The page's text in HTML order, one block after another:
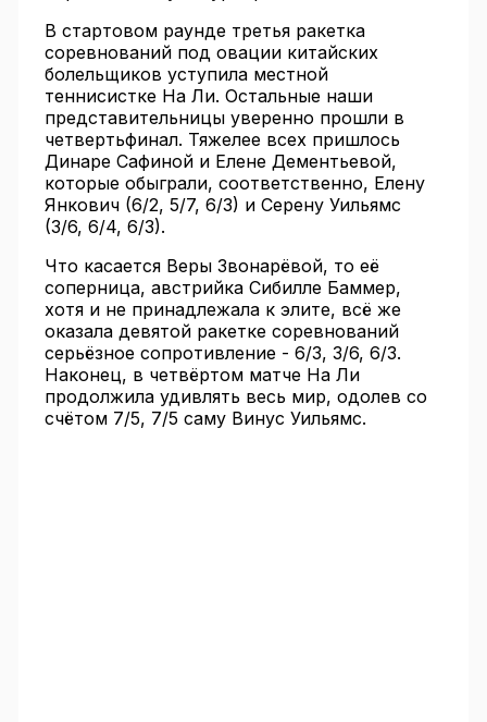
В стартовом раунде третья ракетка
соревнований под овации китайских
болельщиков уступила местной
теннисистке На Ли. Остальные наши
представительницы уверенно прошли в
четвертьфинал. Тяжелее всех пришлось
Динаре Сафиной и Елене Дементьевой,
которые обыграли, соответственно, Елену
Янкович (6/2, 5/7, 6/3) и Серену Уильямс
(3/6, 6/4, 6/3).
Что касается Веры Звонарёвой, то её
соперница, австрийка Сибилле Баммер,
хотя и не принадлежала к элите, всё же
оказала девятой ракетке соревнований
серьёзное сопротивление - 6/3, 3/6, 6/3.
Наконец, в четвёртом матче На Ли
продолжила удивлять весь мир, одолев со
счётом 7/5, 7/5 саму Винус Уильямс.